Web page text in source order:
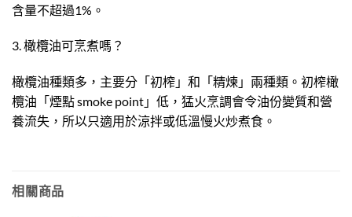
含量不超過1%。
3. 橄欖油可烹煮嗎？
橄欖油種類多，主要分「初榨」和「精煉」兩種類。初榨橄
欖油「煙點 smoke point」低，猛火烹調會令油份變質和營
養流失，所以只適用於涼拌或低溫慢火炒煮食。
相關商品